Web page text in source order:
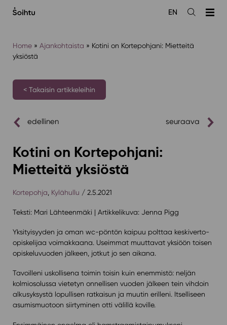
sisältöön
Avaa
EN
Home» Ajankohtaista » Kotini on Kortepohjani: Mietteitä
yksiöstä
< Takaisin artikkeleihin
edellinen seuraava
Kotini on Kortepohjani:
Mietteitä yksiöstä
Kortepohja Kylähullu / 2.5.2021
Teksti: Mari Lähteenmäki | Artikkelikuva: Jenna Pigg
Yksityisyyden ja oman wc-pöntön kaipuu polttaa keskiverto-
opiskelijaa voimakkaana. Useimmat muuttavat yksiöön toisen
opiskeluvuoden jälkeen, jotkut jo sen aikana.
Tavoilleni uskollisena toimin toisin kuin enemmistö: neljän
kolmiosolussa vietetyn onnellisen vuoden jälkeen tein vihdoin
alkusyksystä lopullisen ratkaisun ja muutin erilleni. Itselliseen
asumismuotoon siirtyminen otti välillä koville.